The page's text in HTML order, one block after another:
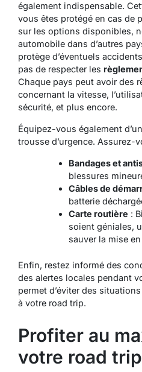
également indispensable.
vous êtes protégé en cas de
sur les options disponibles,
automobile dans d’autres
protège d’éventuels
pas de respecter les
Chaque pays peut avoir des
concernant la vitesse,
sécurité, et plus encore.
Équipez-vous également
trousse d’urgence. Assurez-
Bandages et
blessures
Câbles de
batterie
Carte routière :
soient géniales,
sauver la mise
Enfin, restez informé des
des alertes locales pendant
permet d’éviter des
à votre road trip.
Profiter au
votre road